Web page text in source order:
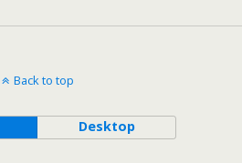
Back to top
Desktop